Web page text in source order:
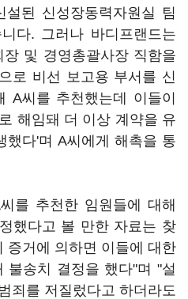
된 신성장동력자원실 팀
다. 그러나 바디프랜드는
및 경영총괄사장 직함을
로 비선 보고용 부서를 신
A씨를 추천했는데 이들이
해임돼 더 이상 계약을 유
했다'며 A씨에게 해촉을 통
를 추천한 임원들에 대해
했다고 볼 만한 자료는 찾
증거에 의하면 이들에 대한
불송치 결정을 했다"며 "설
죄를 저질렀다고 하더라도